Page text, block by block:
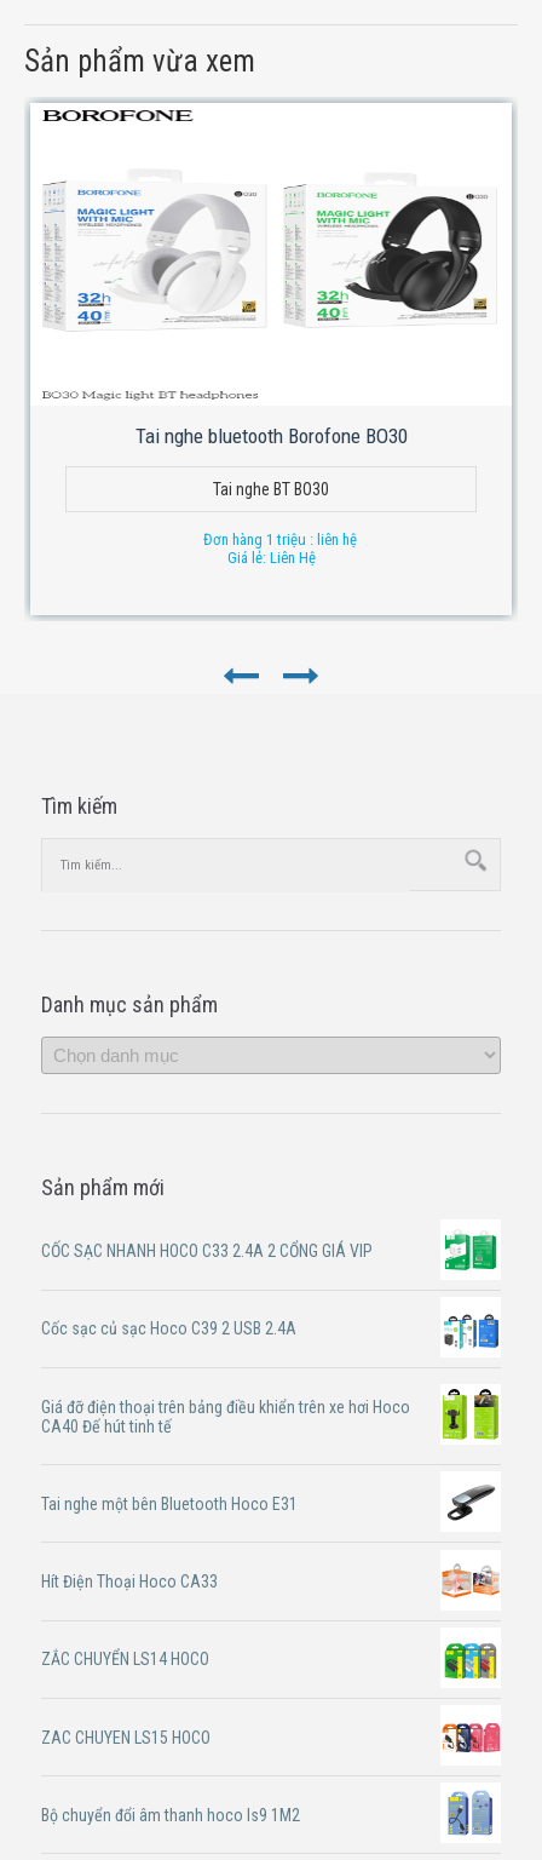
Sản phẩm vừa xem
Tai nghe bluetooth Borofone BO30
Tai nghe BT BO30
Đơn hàng 1 triệu : liên hệ
Giá lẻ: Liên Hệ
Tìm kiếm
Danh mục sản phẩm
Sản phẩm mới
CỐC SẠC NHANH HOCO C33 2.4A 2 CỔNG GIÁ VIP
Cốc sạc củ sạc Hoco C39 2 USB 2.4A
Giá đỡ điện thoại trên bảng điều khiển trên xe hơi Hoco
CA40 Đế hút tinh tế
Tai nghe một bên Bluetooth Hoco E31
Hít Điện Thoại Hoco CA33
ZẮC CHUYỂN LS14 HOCO
ZAC CHUYEN LS15 HOCO
Bộ chuyển đổi âm thanh hoco ls9 1M2